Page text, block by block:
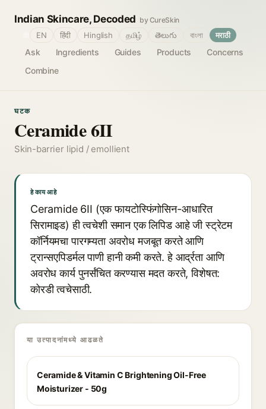
Indian Skincare, Decoded by CureSkin
Ask Ingredients Guides Products
Concerns
Combine
EN हिंदी Hinglish தமிழ் తెలుగు বাংলা मराठी
घटक
Ceramide 6II
Skin-barrier lipid / emollient
हे काय आहे
Ceramide 6II (एक फायटोस्फिंगोसिन-आधारित
सिरामाइड) ही त्वचेशी समान एक लिपिड आहे जी स्ट्रेटम
कॉर्नियमचा पारगम्यता अवरोध मजबूत करते आणि
ट्रान्सएपिडर्मल पाणी हानी कमी करते. हे आर्द्रता आणि
अवरोध कार्य पुनर्संचित करण्यास मदत करते, विशेषत:
कोरडी त्वचेसाठी.
या उत्पादनांमध्ये आढळते
Ceramide & Vitamin C Brightening Oil-Free
Moisturizer - 50g